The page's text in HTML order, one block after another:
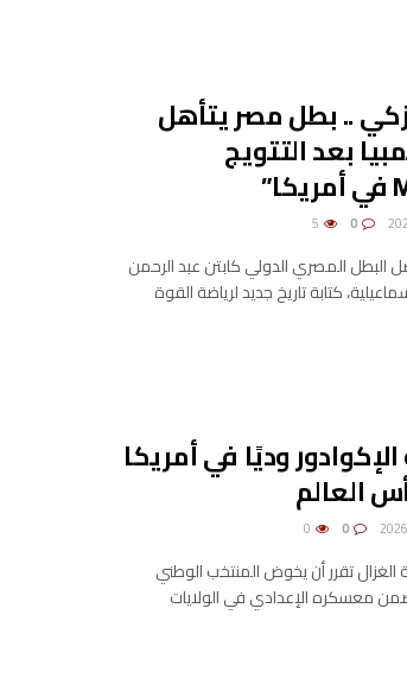
.. بطل مصر يتأهل
بعد التتويج
البطل المصري الدولي كابتن عبد الرحمن
كتابة تاريخ جديد لرياضة القوة
وديًا في أمريكا
العالم
تقرر أن يخوض المنتخب الوطني
ضمن معسكره الإعدادي في الولايات